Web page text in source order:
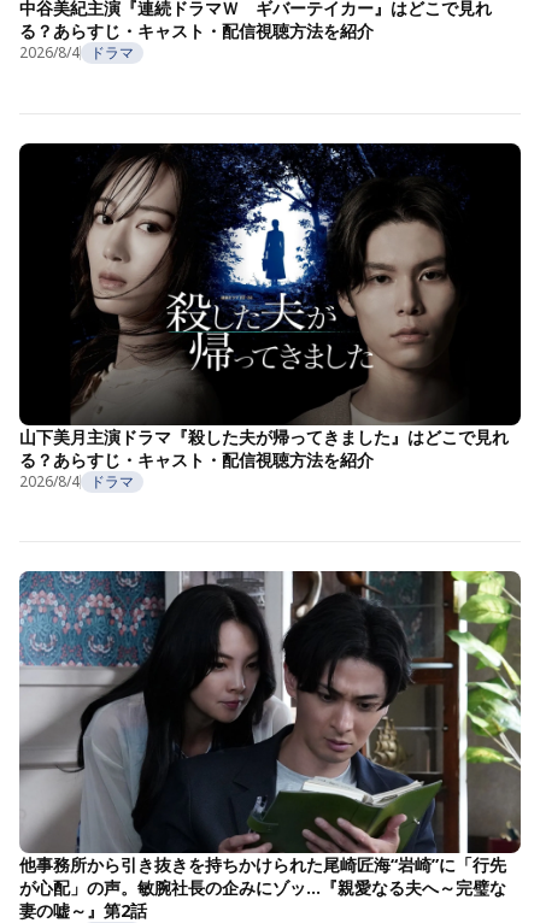
中谷美紀主演『連続ドラマＷ ギバーテイカー』はどこで見れ
る？あらすじ・キャスト・配信視聴方法を紹介
2026/8/4 ドラマ
山下美月主演ドラマ『殺した夫が帰ってきました』はどこで見れ
る？あらすじ・キャスト・配信視聴方法を紹介
2026/8/4 ドラマ
他事務所から引き抜きを持ちかけられた尾崎匠海“岩崎”に「行先
が心配」の声。敏腕社長の企みにゾッ…『親愛なる夫へ～完璧な
妻の嘘～』第2話